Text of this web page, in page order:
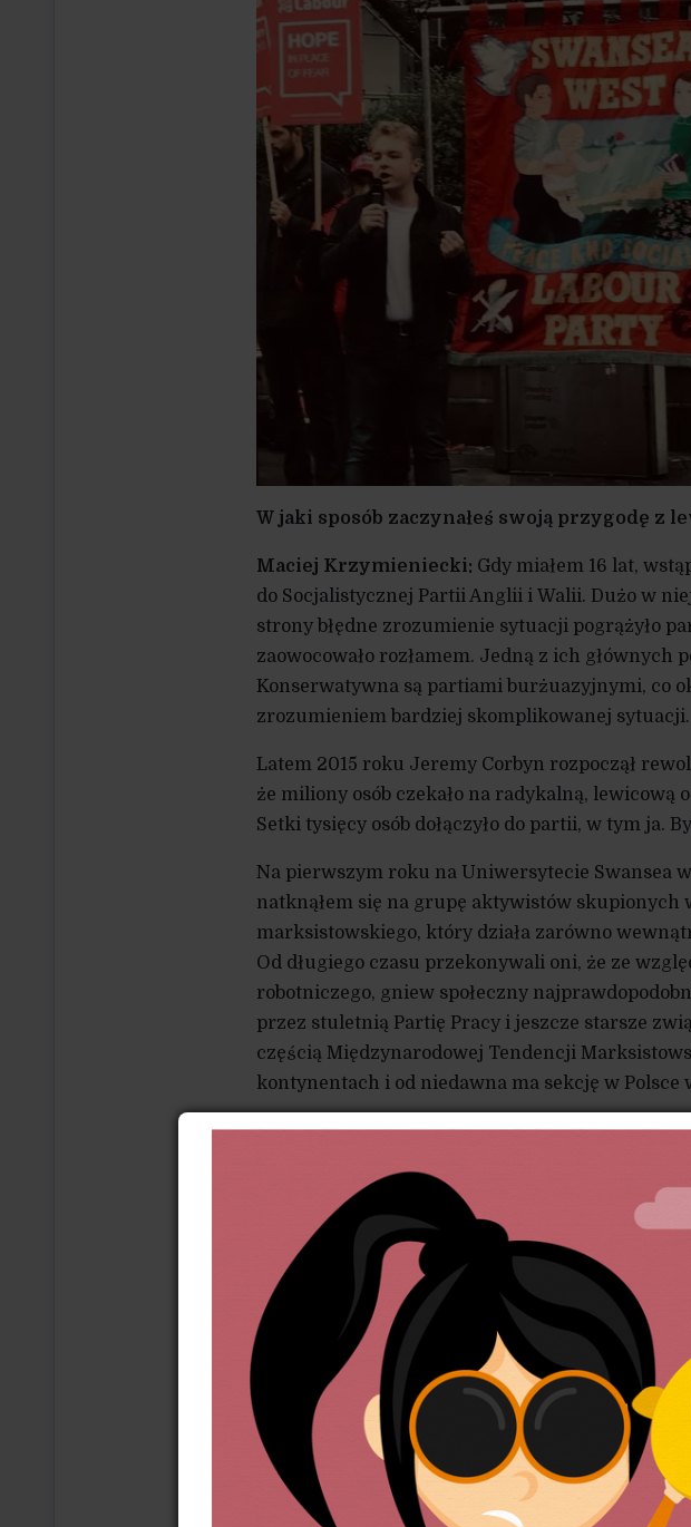
W jaki sposób zaczynałeś swoją przygodę z
Maciej Krzymieniecki: Gdy miałem 16 lat,
do Socjalistycznej Partii Anglii i Walii. Dużo w
strony błędne zrozumienie sytuacji pogrążyło
zaowocowało rozłamem. Jedną z ich głównych
Konserwatywna są partiami burżuazyjnymi, co
zrozumieniem bardziej skomplikowanej sytuacji.
Latem 2015 roku Jeremy Corbyn rozpoczął
że miliony osób czekało na radykalną, lewicową
Setki tysięcy osób dołączyło do partii, w tym ja.
Na pierwszym roku na Uniwersytecie Swansea
natknąłem się na grupę aktywistów skupionych
marksistowskiego, który działa zarówno
Od długiego czasu przekonywali oni, że ze
robotniczego, gniew społeczny
przez stuletnią Partię Pracy i jeszcze starsze
częścią Międzynarodowej Tendencji
kontynentach i od niedawna ma sekcję w Polsce
W latach studenckich byłem członkiem
PCS, który organizuje pracowników sektora
W Polsce pracownicy sektora żywieniowego
reprezentacji związkowej. Na każdej
o złym wpływie tego zjawiska. Jak u Was
zrzeszeń i co możesz podpowiedzieć
W Wielkiej Brytanii to jest coś, co dojrzewało
ataków na prawa pracownicze. Wszystko
strajków w McDonald’sie w USA, gdzie tamtejsi
minimalną w wysokości 15 dolarów na godzinę
Na Wyspach Brytyjskich zaczęło się od